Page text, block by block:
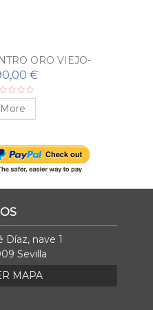
ORO VIEJO-
€
More
Díaz, nave 1
Sevilla
MAPA